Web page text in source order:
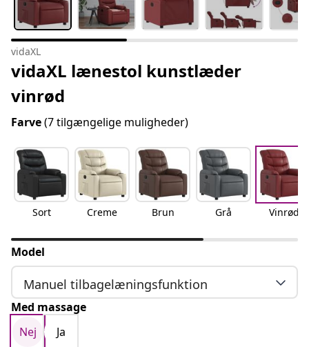
vidaXL
vidaXL lænestol kunstlæder
vinrød
Farve(7 tilgængelige muligheder)
Sort Creme Brun Grå Vinrød
Model
Manuel tilbagelæningsfunktion
Med massage
Nej
Ja